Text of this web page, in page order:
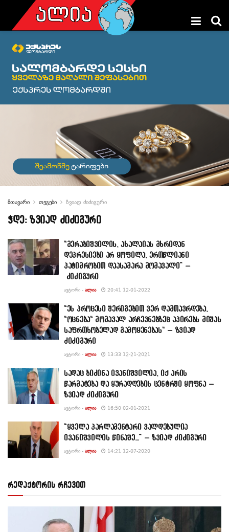
მთავარი თეგები ზვიად ძიძიგური
ჭდე: ზვიად ძიძიგური
“მერაბიშვილის, ახალაიას მხრიდან
დეპრესიები არ ყოფილა, ერთწლიანი
პატიმრობით დაასამარა მომავალი” –
ძიძიგური
ᲐᲕᲢᲝᲠᲘ - ᲐᲚᲘᲐ 20:41 12-01-2022
“ეს პროცესი შერიგებით ვერ დამთავრდება,
“ოცნება“ მომავალ არჩევნებზეც აპირებს მიშას
საფრთხობელად გამოყენებას“ – ზვიად
ძიძიგური
ᲐᲕᲢᲝᲠᲘ - ᲐᲚᲘᲐ 13:33 12-21-2021
სადაც ბიძინა ივანიშვილია, იქ არის
წარმატება და ყურადღების ცენტრში ყოფნა –
ზვიად ძიძიგური
ᲐᲕᲢᲝᲠᲘ - ᲐᲚᲘᲐ 16:50 02-01-2021
“ყველა პარლამენტარი ვალდებულია
ივანიშვილის წინაშე…” – ზვიად ძიძიგური
ᲐᲕᲢᲝᲠᲘ - ᲐᲚᲘᲐ 14:21 12-07-2020
რედაქტორის რჩევით